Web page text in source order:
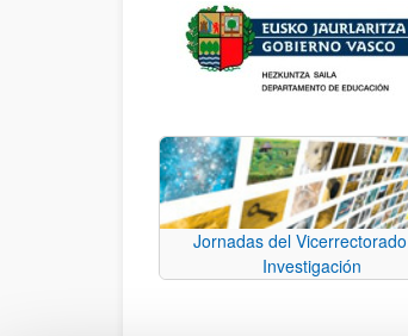
Jornadas del
Investigación